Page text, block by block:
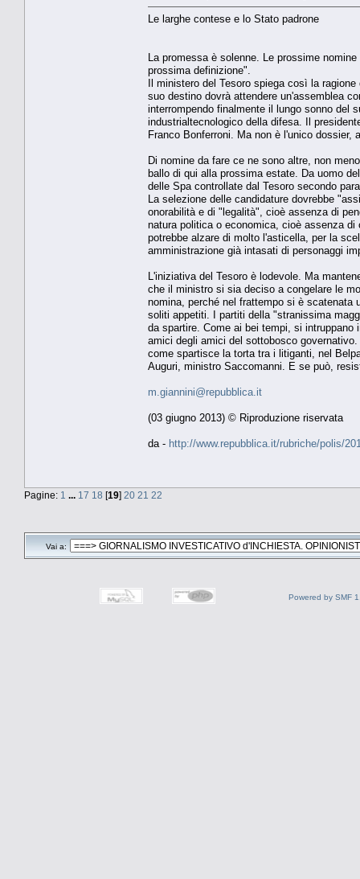
Le larghe contese e lo Stato padrone
La promessa è solenne. Le prossime
prossima definizione".
Il ministero del Tesoro spiega così la
suo destino dovrà attendere un'assemblea
interrompendo finalmente il lungo sonno del
industrialtecnologico della difesa. Il
Franco Bonferroni. Ma non è l'unico
Di nomine da fare ce ne sono altre, non
ballo di qui alla prossima estate. Da uomo
delle Spa controllate dal Tesoro secondo
La selezione delle candidature dovrebbe
onorabilità e di "legalità", cioè assenza di
natura politica o economica, cioè assenza
potrebbe alzare di molto l'asticella, per la
amministrazione già intasati di personaggi
L'iniziativa del Tesoro è lodevole. Ma
che il ministro si sia deciso a congelare le
nomina, perché nel frattempo si è scatenata
soliti appetiti. I partiti della "stranissima
da spartire. Come ai bei tempi, si
amici degli amici del sottobosco
come spartisce la torta tra i litiganti, nel
Auguri, ministro Saccomanni. E se può,
m.giannini@repubblica.it
(03 giugno 2013) © Riproduzione riservata
da - http://www.repubblica.it/rubriche/polis/
Pagine: 1 ... 17 18 [19] 20 21 22
Vai a:
Powered by SMF